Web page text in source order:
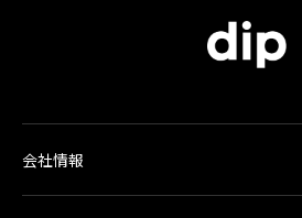
会社情報